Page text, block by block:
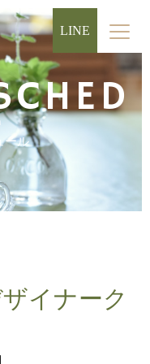
LINE
ール
イナーク